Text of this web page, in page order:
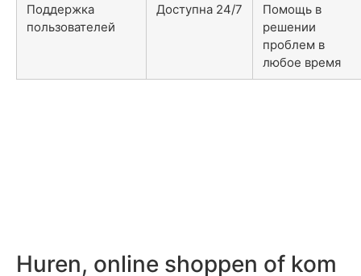
Поддержка
пользователей
Доступна 24/7
Помощь в
решении
проблем в
любое время
Huren, online shoppen of kom